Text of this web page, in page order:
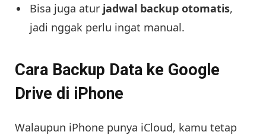
Bisa juga atur jadwal backup otomatis,
jadi nggak perlu ingat manual.
Cara Backup Data ke Google
Drive di iPhone
Walaupun iPhone punya iCloud, kamu tetap